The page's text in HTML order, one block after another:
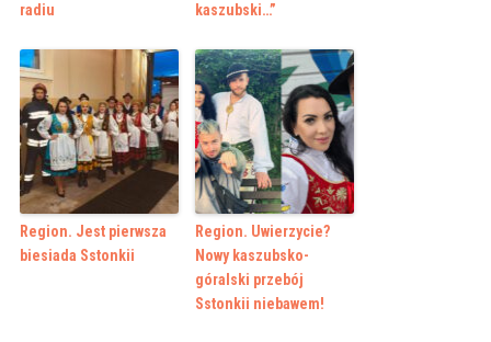
radiu
kaszubski…”
Region. Jest pierwsza
biesiada Sstonkii
Region. Uwierzycie?
Nowy kaszubsko-
góralski przebój
Sstonkii niebawem!